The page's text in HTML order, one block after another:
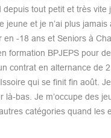
tout petit et très vite
jeune et je n’ai plus jamais
en -18 ans et Seniors à
formation BPJEPS pour
contrat en alternance de
qui se finit fin août.
là-bas. Je m’occupe des
catégories quand les